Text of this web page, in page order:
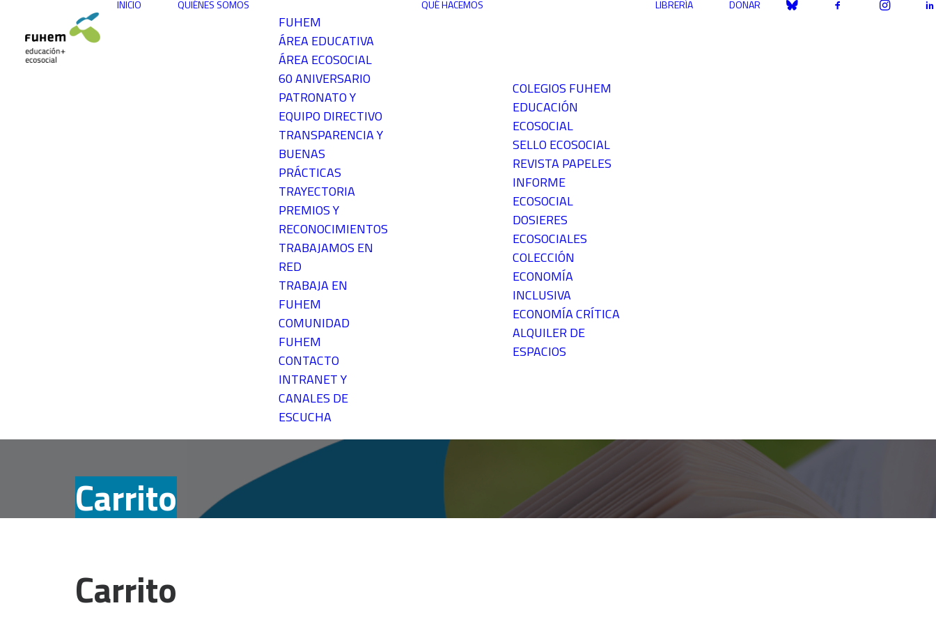
INICIO QUIÉNES SOMOS
FUHEM
ÁREA EDUCATIVA
ÁREA ECOSOCIAL
60 ANIVERSARIO
PATRONATO Y
EQUIPO DIRECTIVO
TRANSPARENCIA Y
BUENAS
PRÁCTICAS
TRAYECTORIA
PREMIOS Y
RECONOCIMIENTOS
TRABAJAMOS EN
RED
TRABAJA EN
FUHEM
COMUNIDAD
FUHEM
CONTACTO
INTRANET Y
CANALES DE
ESCUCHA
QUÉ HACEMOS
COLEGIOS FUHEM
EDUCACIÓN
ECOSOCIAL
SELLO ECOSOCIAL
REVISTA PAPELES
INFORME
ECOSOCIAL
DOSIERES
ECOSOCIALES
COLECCIÓN
ECONOMÍA
INCLUSIVA
ECONOMÍA CRÍTICA
ALQUILER DE
ESPACIOS
LIBRERÍA DONAR
Carrito
Carrito